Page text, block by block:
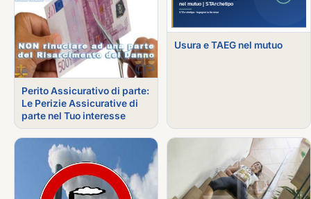
Perito Assicurativo di parte:
Le Perizie Assicurative di
parte nel Tuo interesse
Usura e TAEG nel mutuo